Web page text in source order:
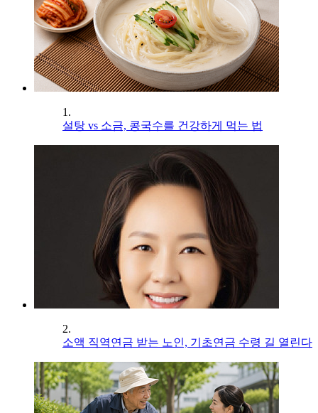
1.
설탕 vs 소금, 콩국수를 건강하게 먹는 법
2.
소액 직역연금 받는 노인, 기초연금 수령 길 열린다